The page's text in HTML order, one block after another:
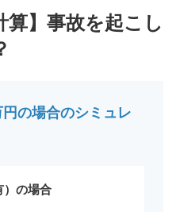
算】事故を起こし
の場合のシミュレ
の場合